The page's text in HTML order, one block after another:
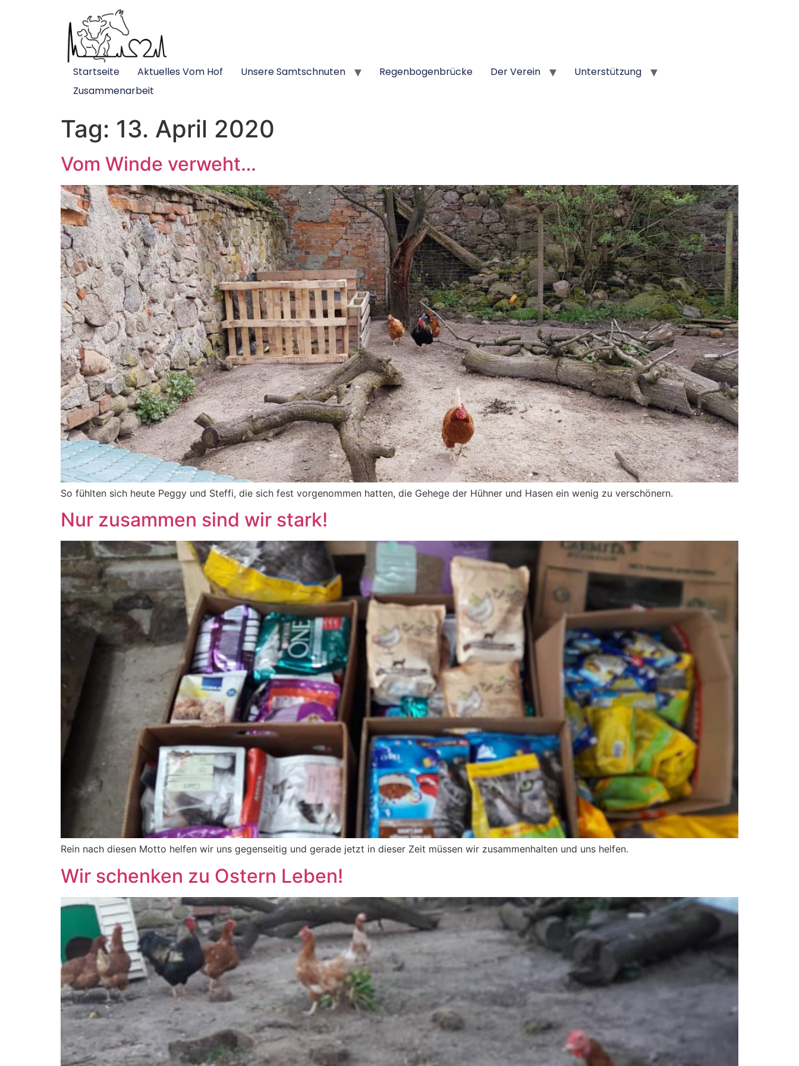
Startseite Aktuelles Vom Hof Unsere Samtschnuten Regenbogenbrücke Der Verein
Unterstützung
Zusammenarbeit
Tag: 13. April 2020
Vom Winde verweht…
So fühlten sich heute Peggy und Steffi, die sich fest vorgenommen hatten, die Gehege der Hühner und Hasen ein wenig zu verschönern.
Nur zusammen sind wir stark!
Rein nach diesen Motto helfen wir uns gegenseitig und gerade jetzt in dieser Zeit müssen wir zusammenhalten und uns helfen.
Wir schenken zu Ostern Leben!